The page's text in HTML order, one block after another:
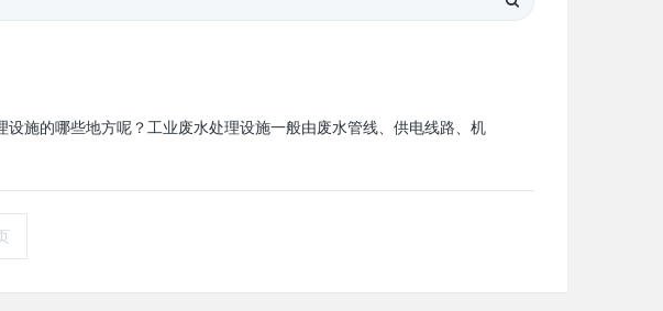
施的哪些地方呢？工业废水处理设施一般由废水管线、供电线路、机